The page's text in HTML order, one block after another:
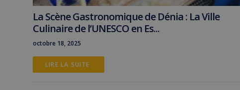
La Scène Gastronomique de Dénia : La Ville
Culinaire de l’UNESCO en Es...
octobre 18, 2025
LIRE LA SUITE